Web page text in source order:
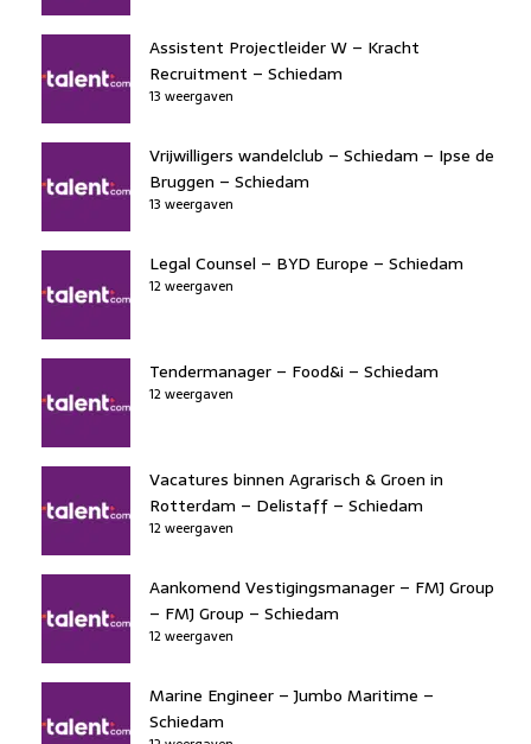
Assistent Projectleider W – Kracht
Recruitment – Schiedam
13 weergaven
Vrijwilligers wandelclub – Schiedam – Ipse de
Bruggen – Schiedam
13 weergaven
Legal Counsel – BYD Europe – Schiedam
12 weergaven
Tendermanager – Food&i – Schiedam
12 weergaven
Vacatures binnen Agrarisch & Groen in
Rotterdam – Delistaff – Schiedam
12 weergaven
Aankomend Vestigingsmanager – FMJ Group
– FMJ Group – Schiedam
12 weergaven
Marine Engineer – Jumbo Maritime –
Schiedam